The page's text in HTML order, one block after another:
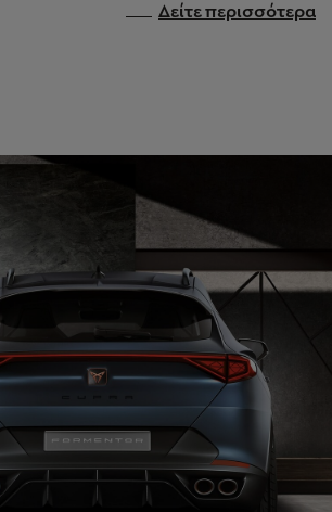
Garage
CUPRA ASUVE.
ηλεκτρικό αυτοκίνητο για το δρόμο
με 100% ηλεκτρικό κινητήρα.